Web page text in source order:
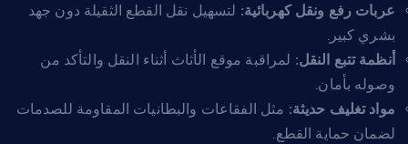
عربات رفع ونقل كهربائية: لتسهيل نقل القطع الثقيلة دون جهد
بشري كبير.
أنظمة تتبع النقل: لمراقبة موقع الأثاث أثناء النقل والتأكد من
وصوله بأمان.
مواد تغليف حديثة: مثل الفقاعات والبطانيات المقاومة للصدمات
لضمان حماية القطع.